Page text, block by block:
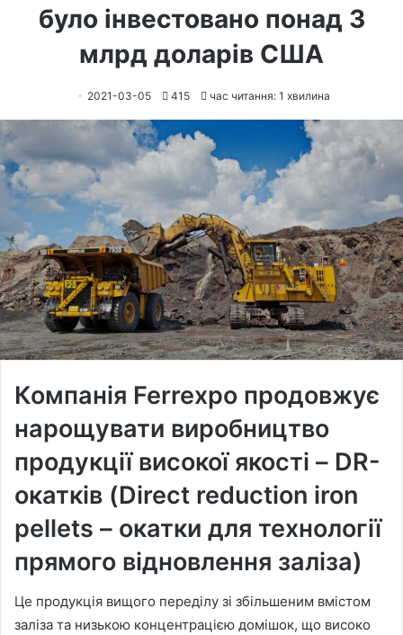
було інвестовано понад 3
млрд доларів США
2021-03-05 415 час читання: 1 хвилина
Компанія Ferrexpo продовжує
нарощувати виробництво
продукції високої якості – DR-
окатків (Direct reduction iron
pellets – окатки для технології
прямого відновлення заліза)
Це продукція вищого переділу зі збільшеним вмістом
заліза та низькою концентрацією домішок, що високо